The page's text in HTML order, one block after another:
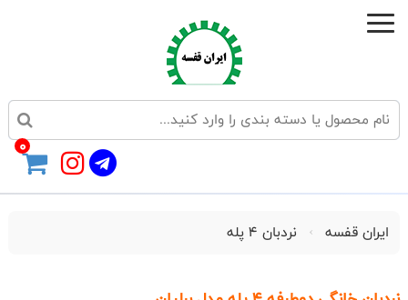
0
ایران قفسه نردبان 4 پله